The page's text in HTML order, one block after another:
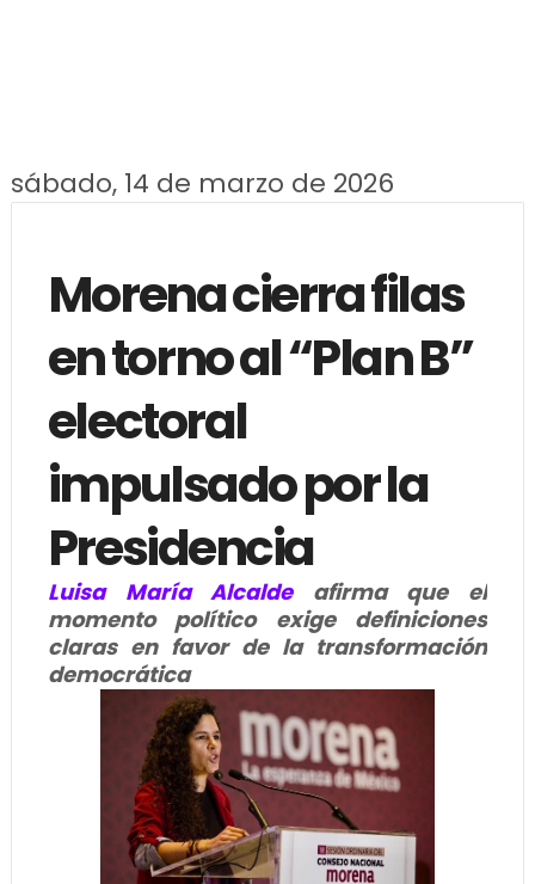
sábado, 14 de marzo de 2026
Morena cierra filas
en torno al “Plan B”
electoral
impulsado por la
Presidencia
Luisa María Alcaldeafirma que el
momento político exige definiciones
claras en favor de la transformación
democrática